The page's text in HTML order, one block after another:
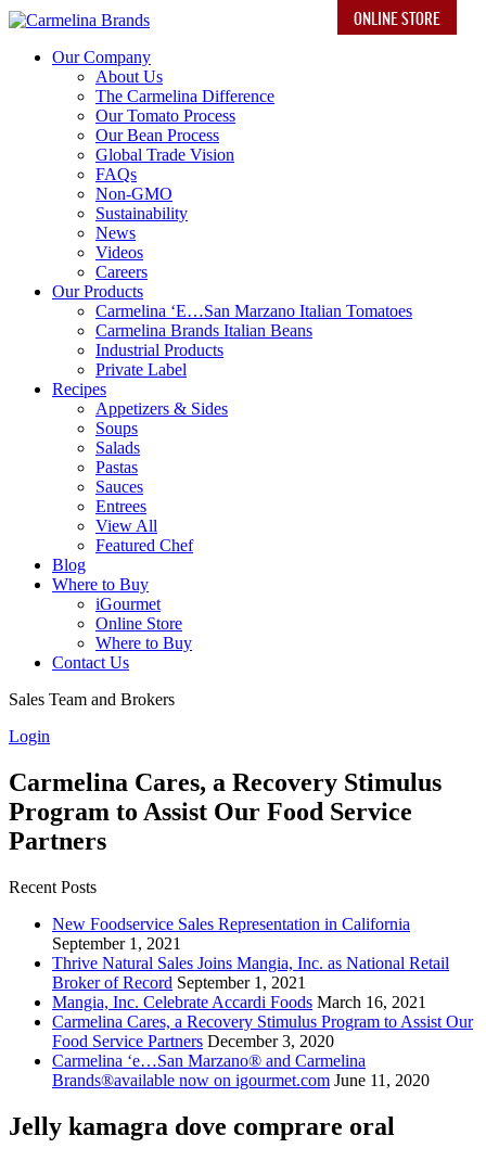
ONLINE STORE
Our Company
About Us
The Carmelina Difference
Our Tomato Process
Our Bean Process
Global Trade Vision
FAQs
Non-GMO
Sustainability
News
Videos
Careers
Our Products
Carmelina ‘E…San Marzano Italian Tomatoes
Carmelina Brands Italian Beans
Industrial Products
Private Label
Recipes
Appetizers & Sides
Soups
Salads
Pastas
Sauces
Entrees
View All
Featured Chef
Blog
Where to Buy
iGourmet
Online Store
Where to Buy
Contact Us
Sales Team and Brokers
Login
Carmelina Cares, a Recovery Stimulus
Program to Assist Our Food Service
Partners
Recent Posts
New Foodservice Sales Representation in California
September 1, 2021
Thrive Natural Sales Joins Mangia, Inc. as National Retail
Broker of Record September 1, 2021
Mangia, Inc. Celebrate Accardi Foods March 16, 2021
Carmelina Cares, a Recovery Stimulus Program to Assist Our
Food Service Partners December 3, 2020
Carmelina ‘e…San Marzano® and Carmelina
Brands®available now on igourmet.com June 11, 2020
Jelly kamagra dove comprare oral